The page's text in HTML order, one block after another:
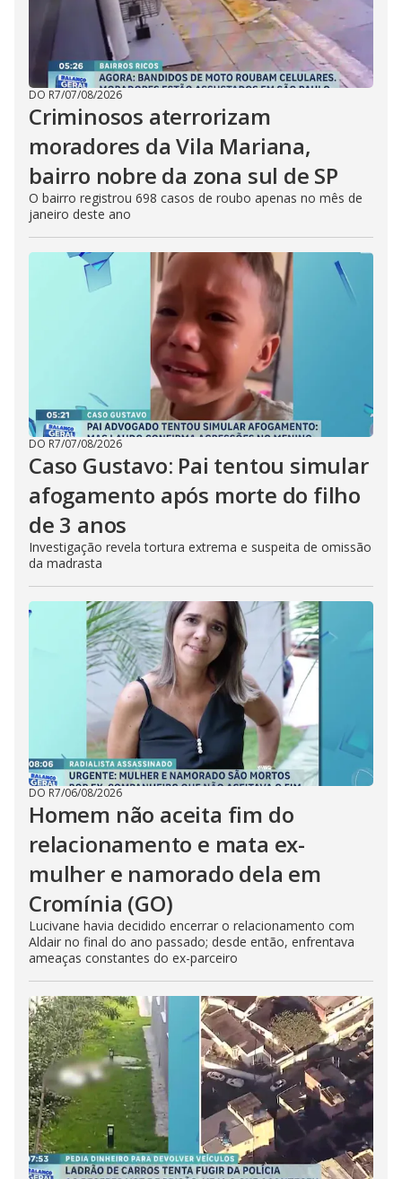
DO R7/07/08/2026
Criminosos aterrorizam
moradores da Vila Mariana,
bairro nobre da zona sul de SP
O bairro registrou 698 casos de roubo apenas no mês de
janeiro deste ano
DO R7/07/08/2026
Caso Gustavo: Pai tentou simular
afogamento após morte do filho
de 3 anos
Investigação revela tortura extrema e suspeita de omissão
da madrasta
DO R7/06/08/2026
Homem não aceita fim do
relacionamento e mata ex-
mulher e namorado dela em
Cromínia (GO)
Lucivane havia decidido encerrar o relacionamento com
Aldair no final do ano passado; desde então, enfrentava
ameaças constantes do ex-parceiro